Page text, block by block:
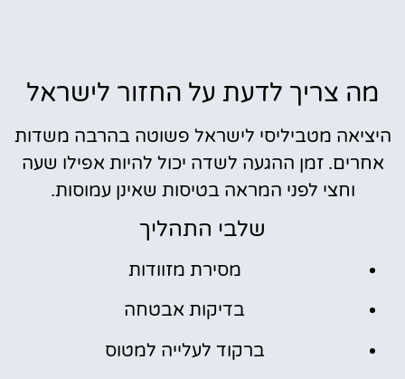
מה צריך לדעת על החזור לישראל
היציאה מטביליסי לישראל פשוטה בהרבה משדות
אחרים. זמן ההגעה לשדה יכול להיות אפילו שעה
וחצי לפני המראה בטיסות שאינן עמוסות.
שלבי התהליך
מסירת מזוודות
בדיקות אבטחה
ברקוד לעלייה למטוס